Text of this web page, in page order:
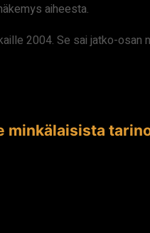
aiheesta.
2004. Se sai jatko-osan
minkälaisista